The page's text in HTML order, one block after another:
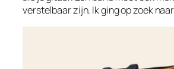
verstelbaar zijn. Ik ging op zoek